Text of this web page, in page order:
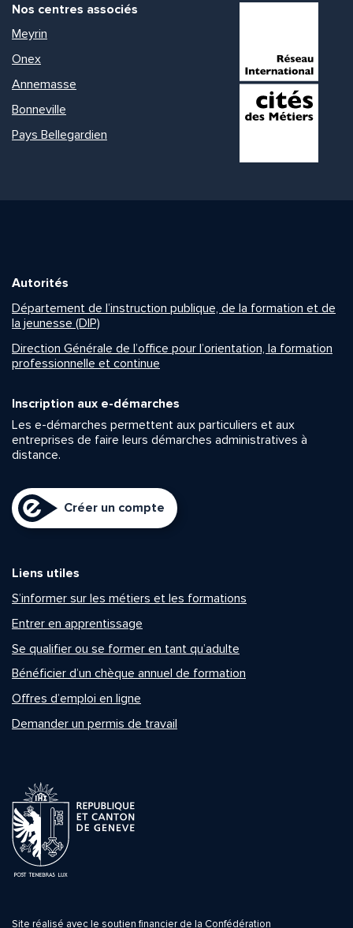
Nos centres associés
Meyrin
Onex
Annemasse
Bonneville
Pays Bellegardien
Autorités
Département de l’instruction publique, de la formation et de
la jeunesse (DIP)
Direction Générale de l’office pour l’orientation, la formation
professionnelle et continue
Inscription aux e-démarches
Les e-démarches permettent aux particuliers et aux
entreprises de faire leurs démarches administratives à
distance.
Créer un compte
Liens utiles
S’informer sur les métiers et les formations
Entrer en apprentissage
Se qualifier ou se former en tant qu’adulte
Bénéficier d’un chèque annuel de formation
Offres d’emploi en ligne
Demander un permis de travail
Site réalisé avec le soutien financier de la Confédération